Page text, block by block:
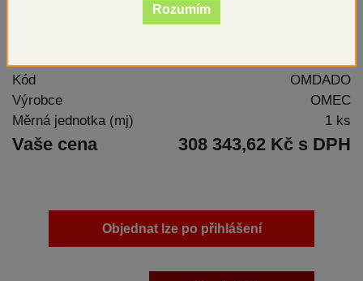
Kód
OMDADO
Výrobce
OMEC
Měrná jednotka (mj)
1 ks
Vaše cena 308 343,62 Kč s DPH
Objednat lze po přihlášení
Rozumím